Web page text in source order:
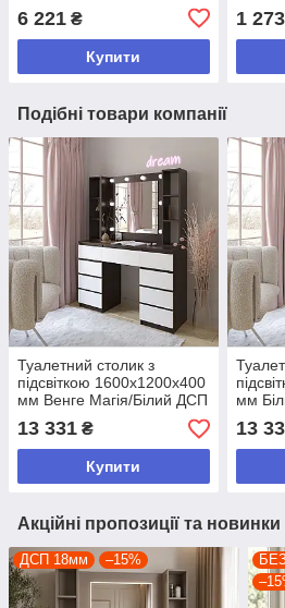
6 221 ₴
Купити
1 273
Подібні товари компанії
Туалетний столик з
підсвіткою 1600х1200х400
мм Венге Магія/Білий ДСП
18 мм
13 331 ₴
Купити
мм
13
Акційні пропозиції та новинки
ДСП 18мм –15%